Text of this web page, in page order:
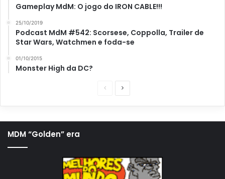
Gameplay MdM: O jogo do IRON CABLE!!!
25/10/2019
Podcast MdM #542: Scorsese, Coppolla, Trailer de
Star Wars, Watchmen e foda-se
01/10/2015
Monster High da DC?
a
a
m
a
MDM “Golden” era